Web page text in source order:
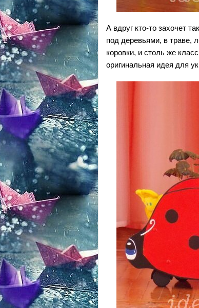
А вдруг кто-то захочет
под деревьями, в траве,
коровки, и столь же
оригинальная идея для